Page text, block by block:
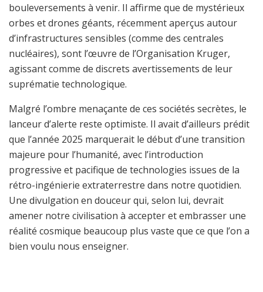
bouleversements à venir. Il affirme que de mystérieux
orbes et drones géants, récemment aperçus autour
d’infrastructures sensibles (comme des centrales
nucléaires), sont l’œuvre de l’Organisation Kruger,
agissant comme de discrets avertissements de leur
suprématie technologique.
Malgré l’ombre menaçante de ces sociétés secrètes, le
lanceur d’alerte reste optimiste. Il avait d’ailleurs prédit
que l’année 2025 marquerait le début d’une transition
majeure pour l’humanité, avec l’introduction
progressive et pacifique de technologies issues de la
rétro-ingénierie extraterrestre dans notre quotidien.
Une divulgation en douceur qui, selon lui, devrait
amener notre civilisation à accepter et embrasser une
réalité cosmique beaucoup plus vaste que ce que l’on a
bien voulu nous enseigner.